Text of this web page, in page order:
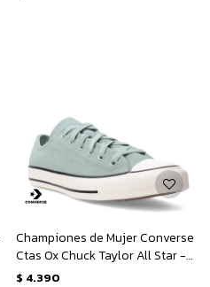
Championes de Mujer Converse
Ctas Ox Chuck Taylor All Star -
Verde - Blanco
$ 4.390